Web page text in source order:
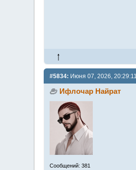
#5834: Июня 07, 2026, 20:29:11
Ифлочар Найрат
Сообщений: 381